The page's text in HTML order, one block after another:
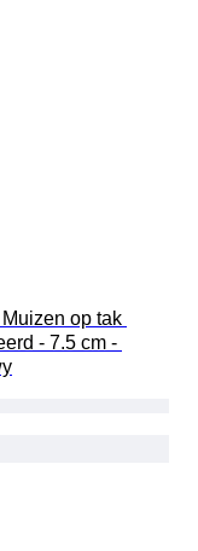
op tak
- 7.5 cm -